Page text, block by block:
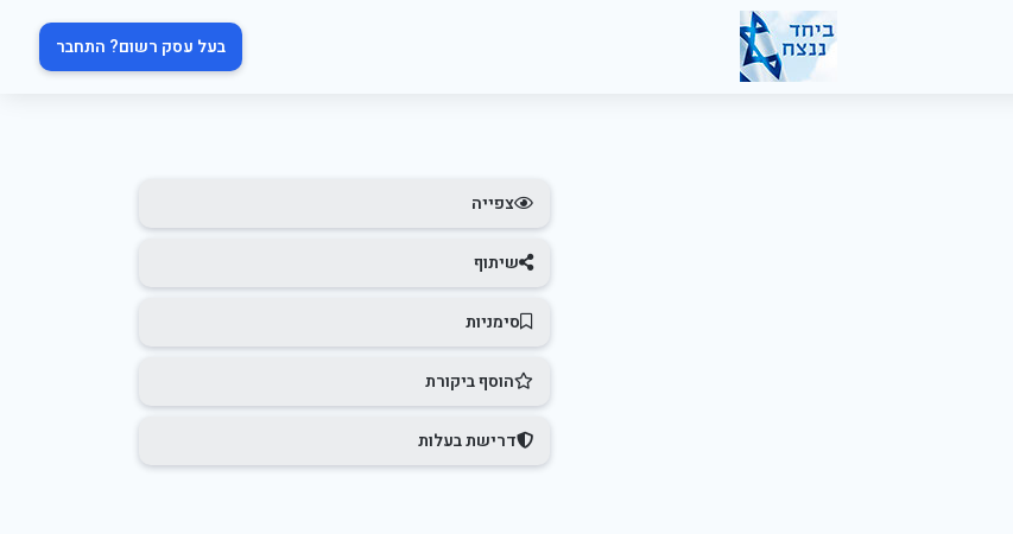
בעל עסק רשום? התחבר
צפייה
שיתוף
סימניות
הוסף ביקורת
דרישת בעלות